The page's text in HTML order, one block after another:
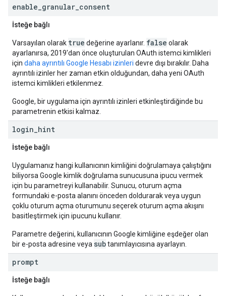
enable granular consent
İsteğe bağlı
Varsayılan olarak true değerine ayarlanır. false olarak
ayarlanırsa, 2019'dan önce oluşturulan OAuth istemci kimlikleri
için daha ayrıntılı Google Hesabı izinleri devre dışı bırakılır. Daha
ayrıntılı izinler her zaman etkin olduğundan, daha yeni OAuth
istemci kimlikleri etkilenmez.
Google, bir uygulama için ayrıntılı izinleri etkinleştirdiğinde bu
parametrenin etkisi kalmaz.
login hint
İsteğe bağlı
Uygulamanız hangi kullanıcının kimliğini doğrulamaya çalıştığını
biliyorsa Google kimlik doğrulama sunucusuna ipucu vermek
için bu parametreyi kullanabilir. Sunucu, oturum açma
formundaki e-posta alanını önceden doldurarak veya uygun
çoklu oturum açma oturumunu seçerek oturum açma akışını
basitleştirmek için ipucunu kullanır.
Parametre değerini, kullanıcının Google kimliğine eşdeğer olan
bir e-posta adresine veya subtanımlayıcısına ayarlayın.
prompt
İsteğe bağlı